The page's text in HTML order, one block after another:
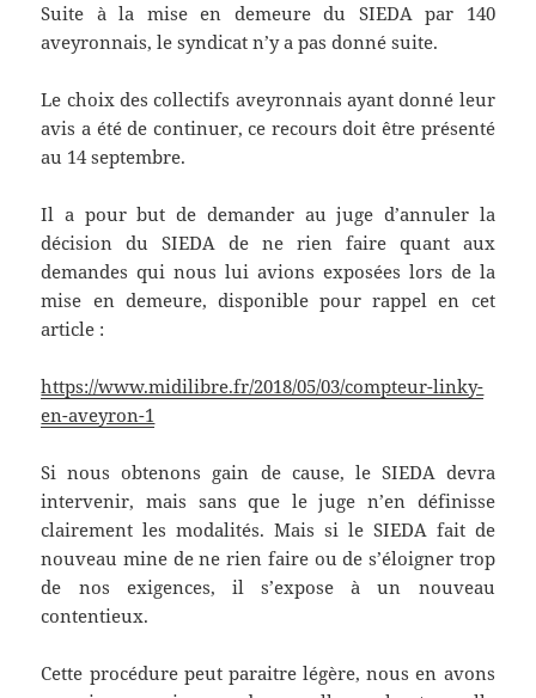
Suite à la mise en demeure du SIEDA par 140
aveyronnais, le syndicat n’y a pas donné suite.
Le choix des collectifs aveyronnais ayant donné leur
avis a été de continuer, ce recours doit être présenté
au 14 septembre.
Il a pour but de demander au juge d’annuler la
décision du SIEDA de ne rien faire quant aux
demandes qui nous lui avions exposées lors de la
mise en demeure, disponible pour rappel en cet
article :
https://www.midilibre.fr/2018/05/03/compteur-linky-
en-aveyron-1
Si nous obtenons gain de cause, le SIEDA devra
intervenir, mais sans que le juge n’en définisse
clairement les modalités. Mais si le SIEDA fait de
nouveau mine de ne rien faire ou de s’éloigner trop
de nos exigences, il s’expose à un nouveau
contentieux.
Cette procédure peut paraitre légère, nous en avons